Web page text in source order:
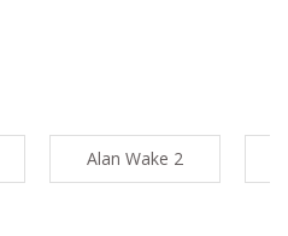
Alan Wake 2